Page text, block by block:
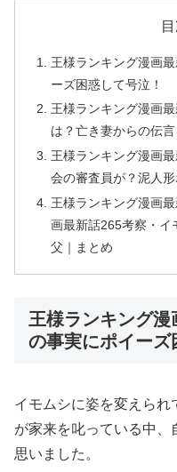
王様ランキング漫画
ーズ困惑して号泣！
王様ランキング漫画
は？亡き妻からの伝
王様ランキング漫画
会の審査員が？泥人
王様ランキング漫画
画最新話265考察・イ
父｜まとめ
王様ランキング
の事実にポイーズ
イモムシに姿を変えられ
が家来を叱っている中、
思いました。